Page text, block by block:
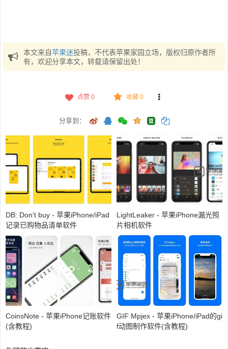
本文来自苹果迷投稿，不代表苹果家园立场，版权归原作者所
有，欢迎分享本文，转载请保留出处！
点赞 0 收藏 0
分享到：
DB: Don't buy - 苹果iPhone/iPad
记录已购物品清单软件
LightLeaker - 苹果iPhone漏光照
片相机软件
CoinsNote - 苹果iPhone记账软件
(含教程)
GIF Mpjex - 苹果iPhone/iPad的gi
f动图制作软件(含教程)